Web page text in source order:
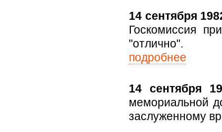
14 сентября
Госкомиссия
"отлично".
подробнее
14 сентября
мемориальной
заслуженному